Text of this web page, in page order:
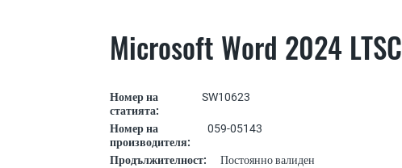
Microsoft Word 2024 LTSC
Номер на
статията:
SW10623
Номер на
производителя:
059-05143
Продължителност:
Постоянно валиден